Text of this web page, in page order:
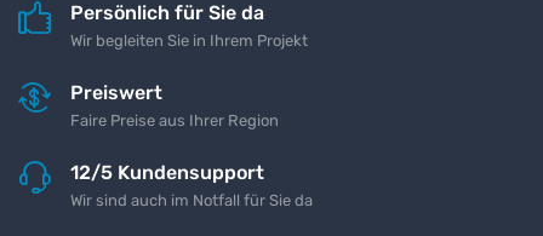
Persönlich für Sie da
Wir begleiten Sie in Ihrem Projekt
Preiswert
Faire Preise aus Ihrer Region
12/5 Kundensupport
Wir sind auch im Notfall für Sie da